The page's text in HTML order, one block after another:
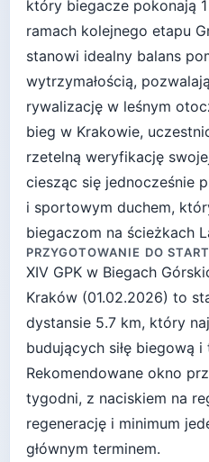
który biegacze pokonają
ramach kolejnego etapu
stanowi idealny balans
wytrzymałością,
rywalizację w leśnym
bieg w Krakowie,
rzetelną weryfikację
ciesząc się jednocześnie
i sportowym duchem,
biegaczom na ścieżkach
PRZYGOTOWANIE DO
XIV GPK w Biegach
Kraków (01.02.2026) to
dystansie 5.7 km, który
budujących siłę biegową
Rekomendowane okno
tygodni, z naciskiem na
regenerację i minimum
głównym terminem.